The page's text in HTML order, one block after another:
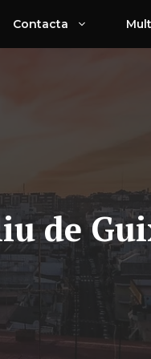
Contacta
de